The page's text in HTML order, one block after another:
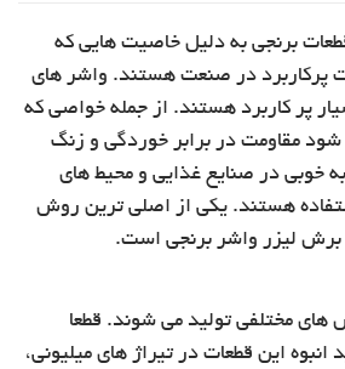
برنجی به دلیل خاصیت هایی که
پرکاربرد در صنعت هستند. واشر های
پر کاربرد هستند. از جمله خواصی که
شود مقاومت در برابر خوردگی و زنگ
خوبی در صنایع غذایی و محیط های
هستند. یکی از اصلی ترین روش
لیزر واشر برنجی است.
های مختلفی تولید می شوند. قطعا
این قطعات در تیراژ های میلیونی،